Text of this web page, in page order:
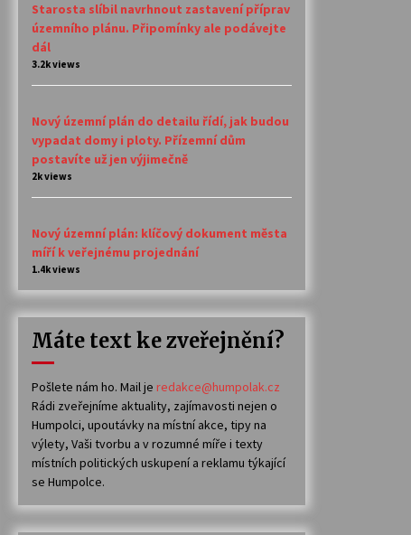
Starosta slíbil navrhnout zastavení příprav
územního plánu. Připomínky ale podávejte
dál
3.2k views
Nový územní plán do detailu řídí, jak budou
vypadat domy i ploty. Přízemní dům
postavíte už jen výjimečně
2k views
Nový územní plán: klíčový dokument města
míří k veřejnému projednání
1.4k views
Máte text ke zveřejnění?
Pošlete nám ho. Mail je redakce@humpolak.cz
Rádi zveřejníme aktuality, zajímavosti nejen o
Humpolci, upoutávky na místní akce, tipy na
výlety, Vaši tvorbu a v rozumné míře i texty
místních politických uskupení a reklamu týkající
se Humpolce.